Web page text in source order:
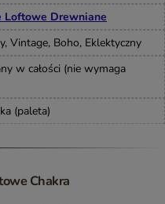
Loftowe Drewniane
Vintage, Boho, Eklektyczny
w całości (nie wymaga
(paleta)
Chakra